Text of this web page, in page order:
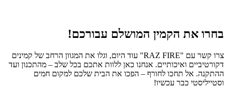
בחרו את הקמין המושלם עבורכם!
צרו קשר עם "RAZ FIRE" עוד היום, וגלו את המגוון הרחב של קמינים
דקורטיביים ואיכותיים. אנחנו כאן ללוות אתכם בכל שלב – מהתכנון ועד
ההתקנה. אל תחכו לחורף – הפכו את הבית שלכם למקום חמים
וסטייליסטי כבר עכשיו!